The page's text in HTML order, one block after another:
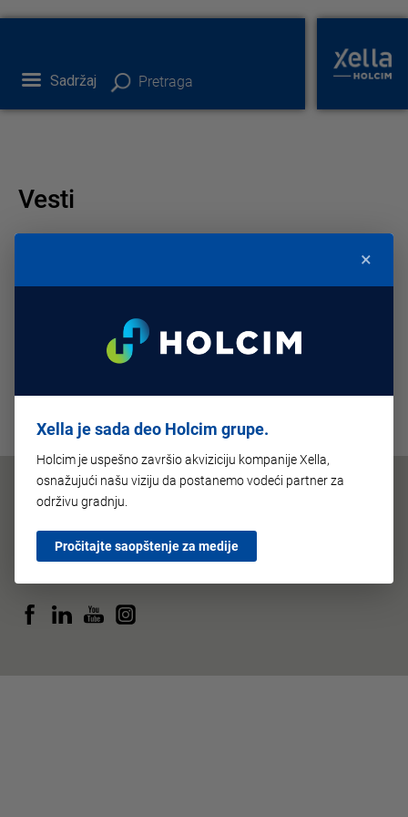
Pretraga
Sadržaj
Vesti
Impresum Politika privatnosti Uslovi korišćenja
×
Xella je sada deo Holcim grupe.
Holcim je uspešno završio akviziciju kompanije Xella,
osnažujući našu viziju da postanemo vodeći partner za
održivu gradnju.
Pročitajte saopštenje za medije